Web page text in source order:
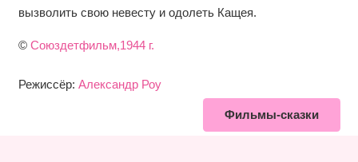
вызволить свою невесту и одолеть Кащея.
© Союздетфильм,1944 г.
Режиссёр: Александр Роу
Фильмы-сказки